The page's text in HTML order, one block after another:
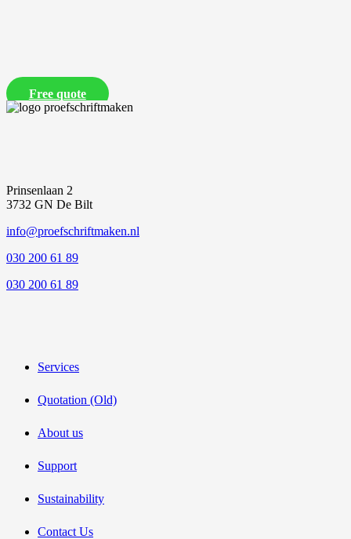
Free quote
Prinsenlaan 2
3732 GN De Bilt
info@proefschriftmaken.nl
030 200 61 89
030 200 61 89
Services
Quotation (Old)
About us
Support
Sustainability
Contact Us